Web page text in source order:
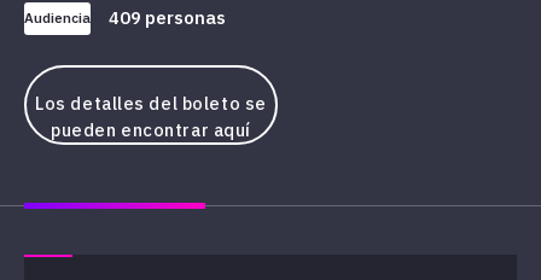
Audiencia 409 personas
Los detalles del boleto se
pueden encontrar aquí